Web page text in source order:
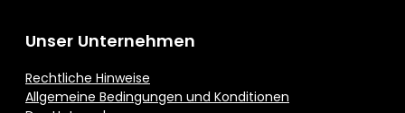
Unser Unternehmen
Rechtliche Hinweise
Allgemeine Bedingungen und Konditionen